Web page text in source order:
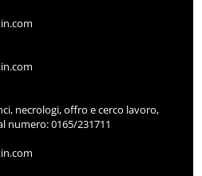
necrologi, offro e cerco lavoro,
numero: 0165/231711